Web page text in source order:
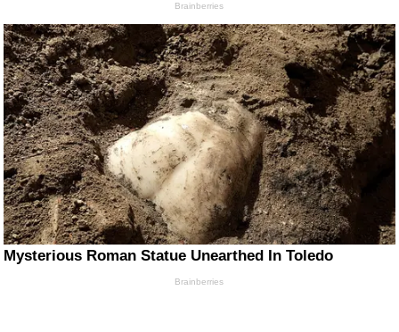
Brainberries
Mysterious Roman Statue Unearthed In Toledo
Brainberries